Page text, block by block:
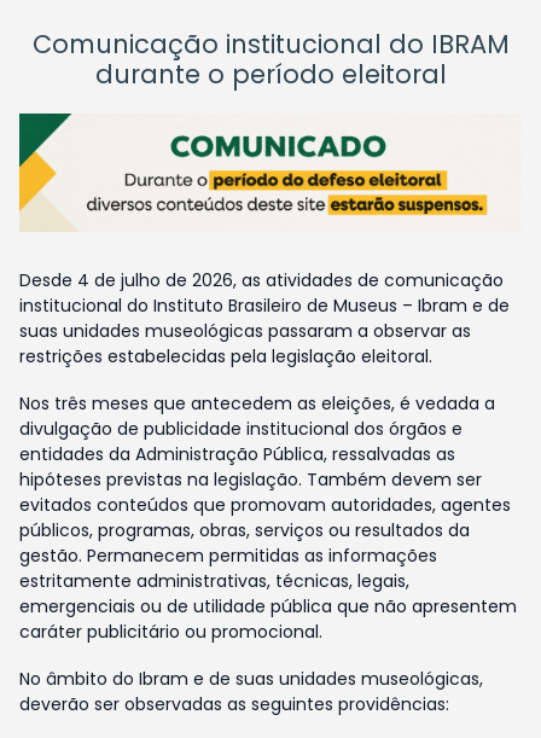
Comunicação institucional do IBRAM
durante o período eleitoral
Desde 4 de julho de 2026, as atividades de comunicação
institucional do Instituto Brasileiro de Museus – Ibram e de
suas unidades museológicas passaram a observar as
restrições estabelecidas pela legislação eleitoral.
Nos três meses que antecedem as eleições, é vedada a
divulgação de publicidade institucional dos órgãos e
entidades da Administração Pública, ressalvadas as
hipóteses previstas na legislação. Também devem ser
evitados conteúdos que promovam autoridades, agentes
públicos, programas, obras, serviços ou resultados da
gestão. Permanecem permitidas as informações
estritamente administrativas, técnicas, legais,
emergenciais ou de utilidade pública que não apresentem
caráter publicitário ou promocional.
No âmbito do Ibram e de suas unidades museológicas,
deverão ser observadas as seguintes providências: